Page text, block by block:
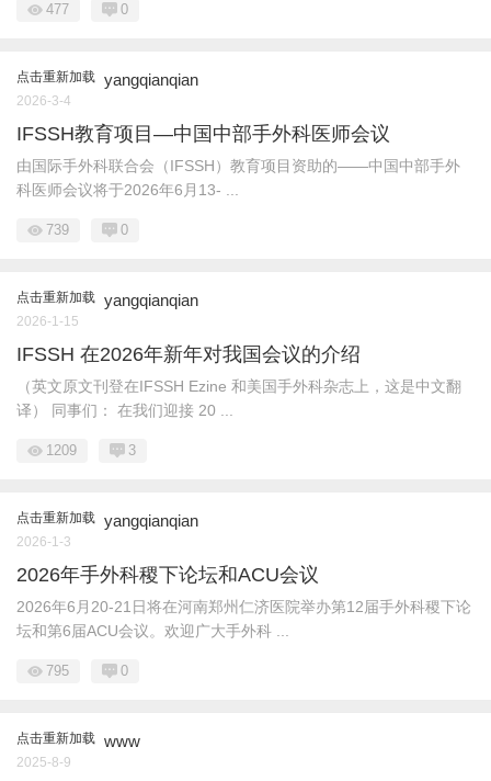
477 0
点击重新加载 yangqianqian
2026-3-4
IFSSH教育项目—中国中部手外科医师会议
由国际手外科联合会（IFSSH）教育项目资助的——中国中部手外
科医师会议将于2026年6月13- ...
739 0
点击重新加载 yangqianqian
2026-1-15
IFSSH 在2026年新年对我国会议的介绍
（英文原文刊登在IFSSH Ezine 和美国手外科杂志上，这是中文翻
译） 同事们： 在我们迎接 20 ...
1209 3
点击重新加载 yangqianqian
2026-1-3
2026年手外科稷下论坛和ACU会议
2026年6月20-21日将在河南郑州仁济医院举办第12届手外科稷下论
坛和第6届ACU会议。欢迎广大手外科 ...
795 0
点击重新加载 www
2025-8-9